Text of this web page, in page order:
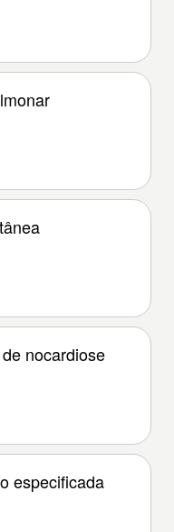
nocardiose
especificada